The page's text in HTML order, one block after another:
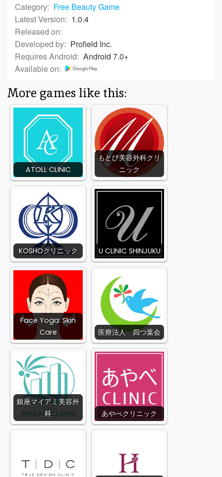
Category: Free Beauty Game
Latest Version: 1.0.4
Released on:
Developed by: Profield Inc.
Requires Android: Android 7.0+
Available on:
More games like this:
ATOLL CLINIC
もとび美容外科クリ
ニック
KOSHOクリニック U CLINIC SHINJUKU
Face Yoga: Skin
Care
医療法人 四つ葉会
銀座マイアミ美容外
科
あやべクリニック